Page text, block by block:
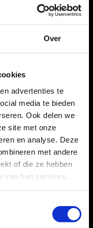
Over
advertenties te
media te bieden
Ook delen we
site met onze
en analyse. Deze
met andere
of die ze hebben
van hun services.